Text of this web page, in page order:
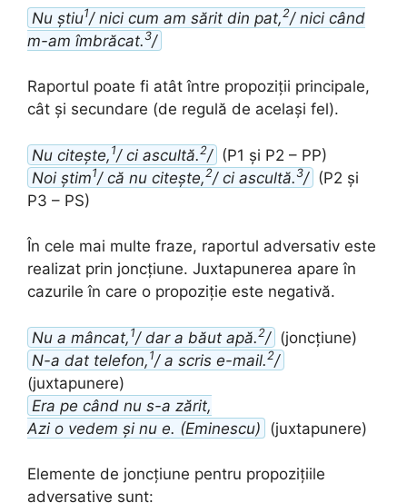
Nu știu1/ nici cum am sărit din pat,2/ nici când
m-am îmbrăcat.3/
Raportul poate fi atât între propoziții principale,
cât și secundare (de regulă de același fel).
Nu citește,1/ ci ascultă.2/ (P1 și P2 – PP)
Noi știm1/ că nu citește,2/ ci ascultă.3/ (P2 și
P3 – PS)
În cele mai multe fraze, raportul adversativ este
realizat prin joncțiune. Juxtapunerea apare în
cazurile în care o propoziție este negativă.
Nu a mâncat,1/ dar a băut apă.2/ (joncțiune)
N-a dat telefon,1/ a scris e-mail.2/
(juxtapunere)
Era pe când nu s-a zărit,
Azi o vedem și nu e. (Eminescu) (juxtapunere)
Elemente de joncțiune pentru propozițiile
adversative sunt: